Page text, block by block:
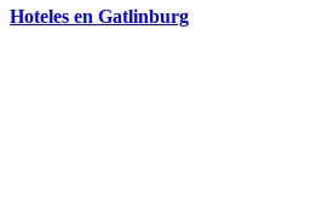
Hoteles en Gatlinburg